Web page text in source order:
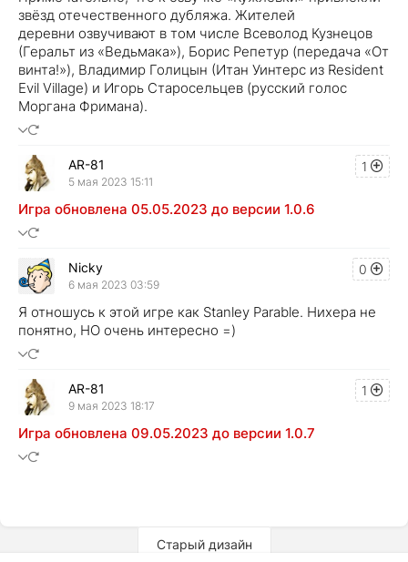
звёзд отечественного дубляжа. Жителей
деревни озвучивают в том числе Всеволод Кузнецов
(Геральт из «Ведьмака»), Борис Репетур (передача «От
винта!»), Владимир Голицын (Итан Уинтерс из Resident
Evil Village) и Игорь Старосельцев (русский голос
Моргана Фримана).
1
AR-81
5 мая 2023 15:11
Игра обновлена 05.05.2023 до версии 1.0.6
0
Nicky
6 мая 2023 03:59
Я отношусь к этой игре как Stanley Parable. Нихера не
понятно, НО очень интересно =)
1
AR-81
9 мая 2023 18:17
Игра обновлена 09.05.2023 до версии 1.0.7
Старый дизайн